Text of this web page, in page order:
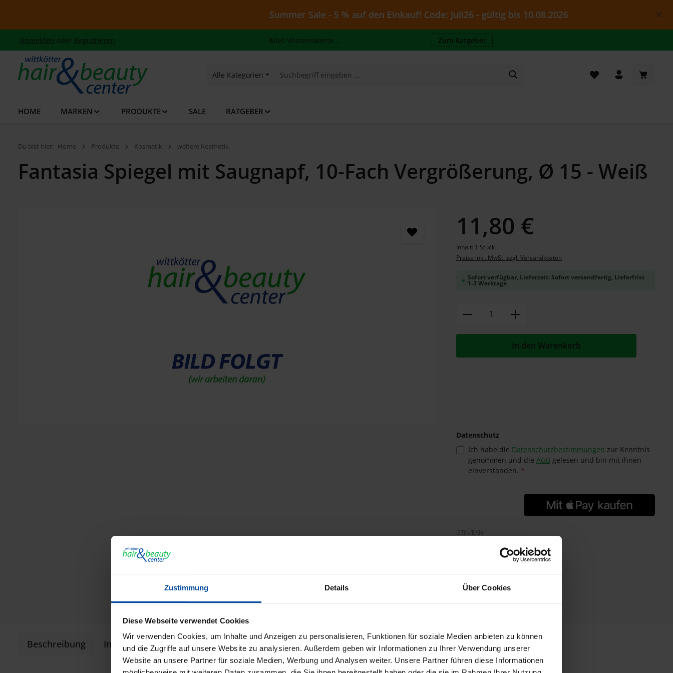
Zustimmung Details Über Cookies
Diese Webseite verwendet Cookies
Wir verwenden Cookies, um Inhalte und Anzeigen zu personalisieren, Funktionen für soziale Medien anbieten zu können
und die Zugriffe auf unsere Website zu analysieren. Außerdem geben wir Informationen zu Ihrer Verwendung unserer
Website an unsere Partner für soziale Medien, Werbung und Analysen weiter. Unsere Partner führen diese Informationen
Summer Sale - 5 % auf den Einkauf! Code: Juli26 - gültig bis 10.08.2026
Anmelden oder Registrieren Alles Wissenswerte... Zum Ratgeber
Alle Kategorien
HOME MARKEN PRODUKTE SALE RATGEBER
Du bist hier: Home Produkte Kosmetik weitere Kosmetik
Fantasia Spiegel mit Saugnapf, 10-Fach Vergrößerung, Ø 15 - Weiß
11,80 €
Inhalt: 1 Stück
Preise inkl. MwSt. zzgl. Versandkosten
Sofort verfügbar, Lieferzeit: Sofort versandfertig, Lieferfrist
1-3 Werktage
Produkt Anzahl: Gib den
In den Warenkorb
Datenschutz
Ich habe die Datenschutzbestimmungen zur Kenntnis
genommen und die AGB gelesen und bin mit ihnen
einverstanden. *
GTIN/EAN:
Beschreibung Informationen zur Produktsicherheit Trusted Shops Bewertungen